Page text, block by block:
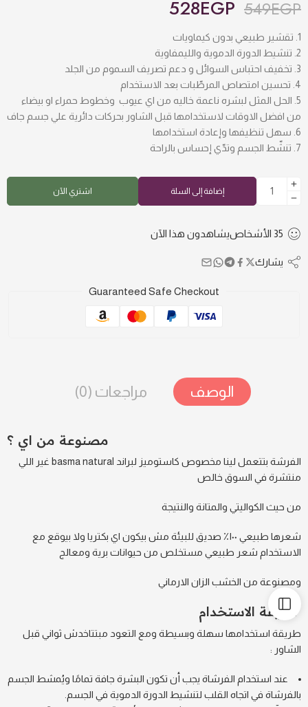
549EGP
528EGP
تقشير طبيعي بدون كيماويات
تنشيط الدورة الدموية والليمفاوية
تخفيف احتباس السوائل و دعم تصريف السموم من الجلد
تحسين امتصاص المرطّبات بعد الاستخدام
الحل المثل لبشره ناعمة خاليه من اي عيوب وخطوط حمراء او بيضاء
من افضل الاوقات لاستخدامها قبل الشاور بحركات دائرية علي جسم جاف
سهل تنظيفها وإعادة استخدامها
تنشّط الجسم وتدّي إحساس بالراحة
إضافة إلى السلة اشتري الآن
35 الأشخاصيشاهدون هذا الآن
يشارك
Guaranteed Safe Checkout
الوصف مراجعات (0)
مصنوعة من اي ؟
الفرشة بتتعمل لينا مخصوص كاستوميز لبراند basma natural غير اللي
منتشرة في السوق خالص
من حيث الكواليتي والمتانة والنتيجة
شعرها طبيعي ١٠٠٪ صديق للبيئة مش بيكون اي بكتريا ولا بيوقع مع
الاستخدام شعر طبيعي مستخلص من حيوانات برية ومعالج
ومصنوعة من الخشب الزان الارماني
طريقة الاستخدام
طريقة استخدامها سهلة وبسيطة ومع التعود مبتتاخدش ثواني قبل
الشاور :
عند استخدام الفرشاة يجب أن تكون البشرة جافة تمامًا ويُمشط الجسم
بالفرشاة في اتجاه القلب لتنشيط الدورة الدموية في الجسم.